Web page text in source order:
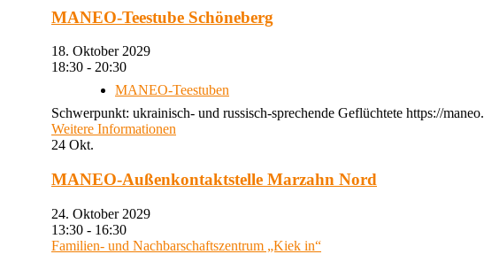
MANEO-Teestube Schöneberg
18. Oktober 2029
18:30 - 20:30
MANEO-Teestuben
Schwerpunkt: ukrainisch- und russisch-sprechende Geflüchtete https://
Weitere Informationen
24 Okt.
MANEO-Außenkontaktstelle Marzahn Nord
24. Oktober 2029
13:30 - 16:30
Familien- und Nachbarschaftszentrum „Kiek in“